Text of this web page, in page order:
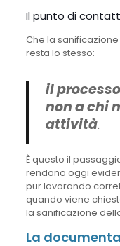
Il punto di
Che la
resta lo stesso:
il
non a chi
attività.
È questo il
rendono oggi
pur lavorando
quando viene
la sanificazione
La